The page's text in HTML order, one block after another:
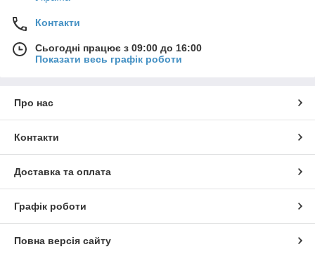
Контакти
Сьогодні працює з 09:00 до 16:00
Показати весь графік роботи
Про нас
Контакти
Доставка та оплата
Графік роботи
Повна версія сайту